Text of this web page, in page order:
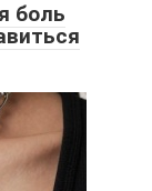
боль